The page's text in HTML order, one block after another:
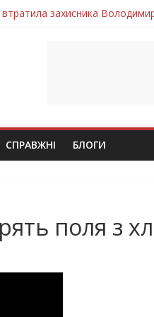
захисника
скорботі: на щиті
бойового завдання
молодий захисник Дмитро
СПРАВЖНІ БЛОГИ
поля з